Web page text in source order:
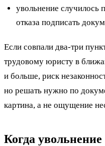
увольнение случилось
отказа подписать
Если совпали два-три
трудовому юристу в
и больше, риск
но решать нужно по
картина, а не ощущение
Когда